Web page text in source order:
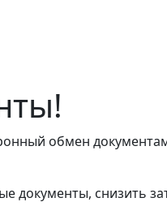
обмен
документы, снизить